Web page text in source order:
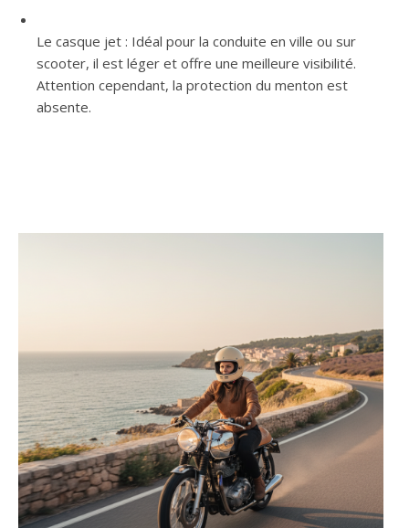
Le casque jet : Idéal pour la conduite en ville ou sur
scooter, il est léger et offre une meilleure visibilité.
Attention cependant, la protection du menton est
absente.